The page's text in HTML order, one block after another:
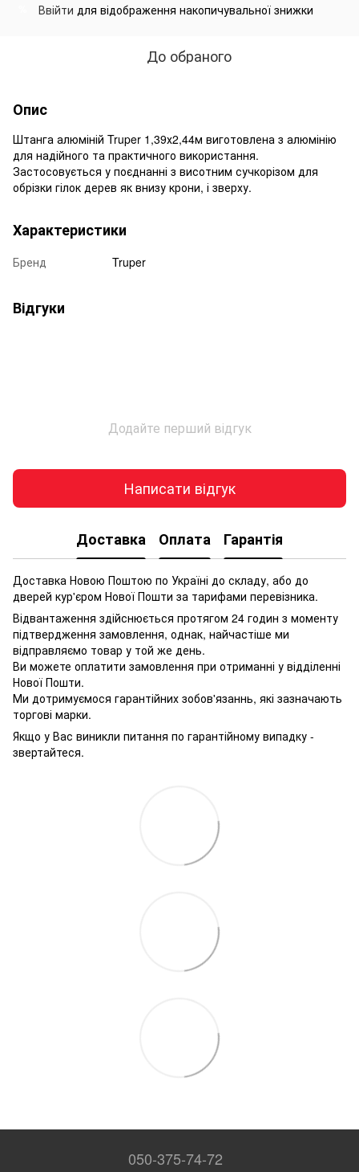
Ввійти для відображення накопичувальної знижки
До обраного
Опис
Штанга алюміній Truper 1,39х2,44м виготовлена з алюмінію
для надійного та практичного використання.
Застосовується у поєднанні з висотним сучкорізом для
обрізки гілок дерев як внизу крони, і зверху.
Характеристики
Бренд Truper
Відгуки
Додайте перший відгук
Написати відгук
Доставка Оплата Гарантія
Доставка Новою Поштою по Україні до складу, або до
дверей кур'єром Нової Пошти за тарифами перевізника.
Відвантаження здійснюється протягом 24 годин з моменту
підтвердження замовлення, однак, найчастіше ми
відправляємо товар у той же день.
Ви можете оплатити замовлення при отриманні у відділенні
Нової Пошти.
Ми дотримуємося гарантійних зобов'язаннь, які зазначають
торгові марки.
Якщо у Вас виникли питання по гарантійному випадку -
звертайтеся.
050-375-74-72